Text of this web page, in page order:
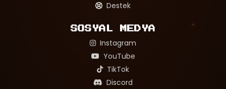
Destek
SOSYAL MEDYA
Instagram
YouTube
TikTok
Discord